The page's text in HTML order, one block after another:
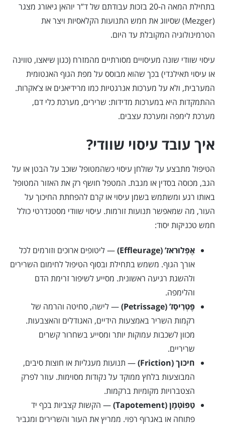
בתחילת המאה ה-20 בזכות עבודתם של ד”ר יוהאן גיאורג מצגר
(Mezger) שסיווג את חמש התנועות הקלאסיות ויצר את
הטרמינולוגיה המקובלת עד היום.
עיסוי שוודי שונה מעיסויים מסורתיים מהמזרח (כגון שיאצו, טווינה
או עיסוי תאילנדי) בכך שהוא מבוסס על מפת הגוף האנטומית
המערבית, ולא על מערכות אנרגטיות כמו מרידיאנים או צ’אקרות.
ההתמקדות היא במערכות מדידות: שרירים, מערכת כלי דם,
מערכת לימפה ומערכת עצבים.
איך עובד עיסוי שוודי?
הטיפול מתבצע על שולחן עיסוי כשהמטופל שוכב על הבטן או על
הגב, מכוסה בסדין או מגבת. המטפל חושף רק את האזור המטופל
באותו רגע ומשתמש בשמן עיסוי או קרם להפחתת החיכוך על
העור, מה שמאפשר תנועות זורמות. עיסוי שוודי מסטנדרטי כולל
חמש טכניקות יסוד:
אֶפְּלוּראז’ (Effleurage)
— ליטופים ארוכים וזורמים לכל
אורך הגוף. משמש בתחילת ובסוף הטיפול לחימום השרירים
ולהשגת רגיעה ראשונית. מסייע לשיפור זרימת הדם
והלימפה.
פֶּטְרִיסַז’ (Petrissage)
— לישה, סחיטה והרמה של
רקמות השריר באמצעות הידיים, האגודלים והאצבעות.
מכוון לשכבות עמוקות יותר ומסייע בשחרור קשרים
שריריים.
חיכוך (Friction)
— תנועות מעגליות או חוצות סיבים,
המבוצעות בלחץ ממוקד על נקודות מסוימות. עוזר לפרק
הצטברויות מקומיות ברקמות.
טַפּוֹטְמָן (Tapotement)
— הקשות קצביות בכף יד
פתוחה או באגרוף רפוי. ממריץ את העור והשרירים ומגביר